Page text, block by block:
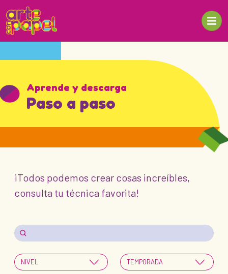
Aprende y descarga
Paso a paso
¡Todos podemos crear cosas increíbles,
consulta tu técnica favorita!